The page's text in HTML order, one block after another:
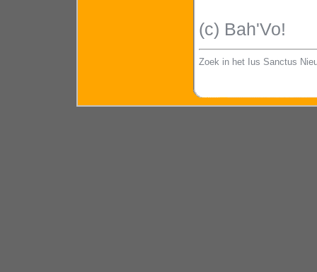
(c) Bah'Vo!
Zoek in het Ius Sanctus